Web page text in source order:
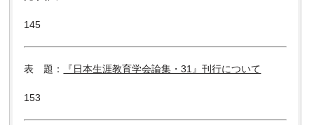
145
表 題： 『日本生涯教育学会論集・31』刊行について
153